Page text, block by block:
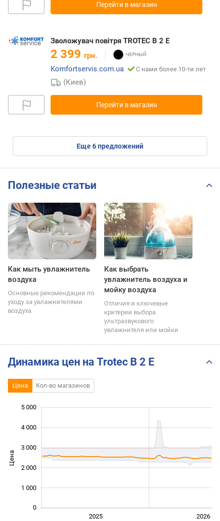
Перейти в магазин
Зволожувач повітря TROTEC B 2 E
2 399 грн.
Komfortservis.com.ua
С нами более 10-ти лет
(Киев)
Перейти в магазин
eще6предложений
Полезные статьи
Как мыть увлажнитель
воздуха
Основные рекомендации по
уходу за увлажнителями
воздуха
Как выбрать
увлажнитель воздуха и
мойку воздуха
Отличия и ключевые
критерии выбора
ультразвукового
увлажнителя или мойки
Динамика цен на Trotec B 2 E
Цена Кол-во магазинов
Цена
0
1 000
2 000
3 000
4 000
5 000
2025 2026